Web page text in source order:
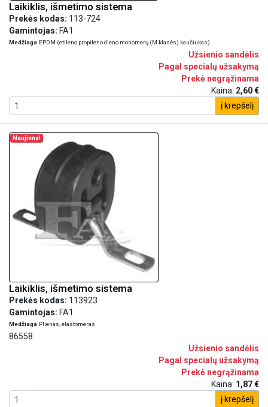
Laikiklis, išmetimo sistema
Prekės kodas: 113-724
Gamintojas: FA1
Medžiaga EPDM (etileno propileno dieno monomerų (M klasės) kaučiukas)
Užsienio sandėlis
Pagal specialų užsakymą
Prekė negrąžinama
Kaina: 2,60 €
į krepšelį
Naujiena!
Laikiklis, išmetimo sistema
Prekės kodas: 113923
Gamintojas: FA1
Medžiaga Plienas, elastomeras
86558
Užsienio sandėlis
Pagal specialų užsakymą
Prekė negrąžinama
Kaina: 1,87 €
į krepšelį